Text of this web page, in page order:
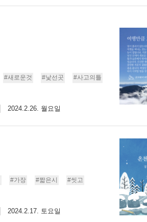
#새로운것 #낯선곳
#사고의틀
2024.2.26. 월요일
#가장 #짧은시
#씻고
2024.2.17. 토요일